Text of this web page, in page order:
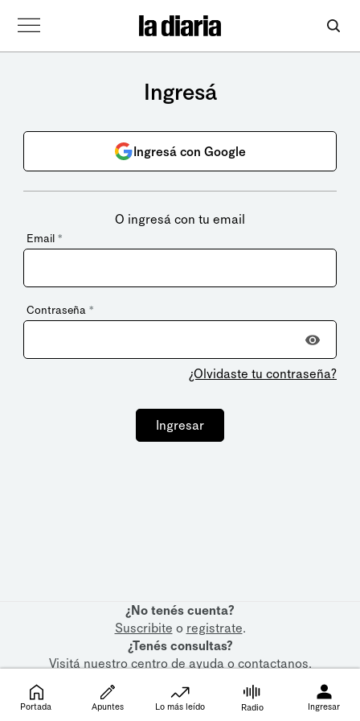
Ingresá
Ingresá con Google
O ingresá con tu email
Email *
Contraseña *
¿Olvidaste tu contraseña?
Ingresar
¿No tenés cuenta?
Suscribite o registrate.
¿Tenés consultas?
Visitá nuestrocentro de ayudaocontactanos.
Portada Apuntes Lo más leído Radio Ingresar